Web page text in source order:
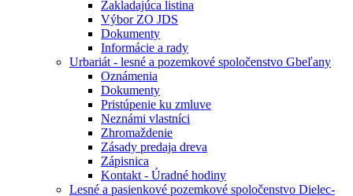
Zakladajúca listina
Výbor ZO JDS
Dokumenty
Informácie a rady
Urbariát - lesné a pozemkové spoločenstvo Gbeľany
Oznámenia
Dokumenty
Pristúpenie ku zmluve
Neznámi vlastníci
Zhromaždenie
Zásady predaja dreva
Zápisnica
Kontakt - Úradné hodiny
Lesné a pasienkové pozemkové spoločenstvo Dielec-